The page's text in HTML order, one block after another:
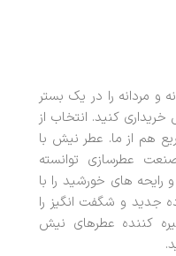
و مردانه را در یک بستر
کنید. انتخاب از
هم از ما. عطر نیش با
عطرسازی توانسته
های خورشید را با
جدید و شگفت انگیز را
کننده عطرهای نیش